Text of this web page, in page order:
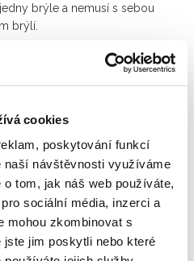
cookies
poskytování funkcí
návštěvnosti využíváme
tom, jak náš web používáte,
sociální média, inzerci a
mohou zkombinovat s
jim poskytli nebo které
brýle a nemusí s sebou
brýlí.
před UV zářením kvalitními
dlouhodobě, zvyšuje se tím
nebo změn na povrchu
k nebezpečné makulární
vede až ke slepotě. Proto je
100 % nebezpečných UVA a